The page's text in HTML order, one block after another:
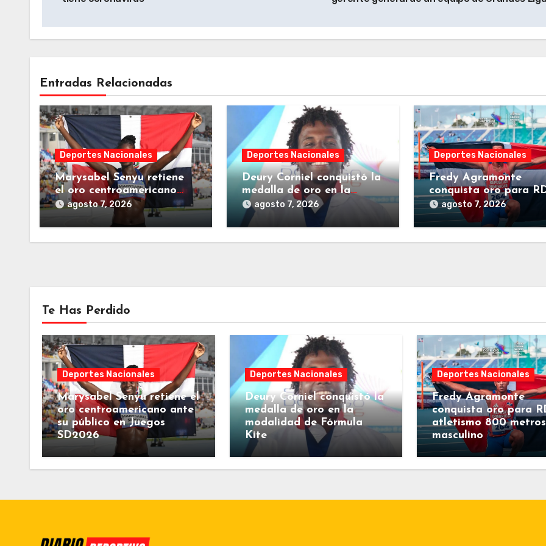
Entradas Relacionadas
Deportes Nacionales
Marysabel Senyu retiene
el oro centroamericano
ante su público en Juegos
agosto 7, 2026
Deportes Nacionales
Deury Corniel conquistó la
medalla de oro en la
modalidad de Fórmula
Kite
agosto 7, 2026
Deportes Nacionales
Fredy Agramonte
conquista oro para
atletismo 800 metros
masculino
agosto 7, 2026
Te Has Perdido
Deportes Nacionales
Marysabel Senyu retiene el
oro centroamericano ante
su público en Juegos
SD2026
Deportes Nacionales
Deury Corniel conquistó la
medalla de oro en la
modalidad de Fórmula
Kite
Deportes Nacionales
Fredy Agramonte
conquista oro para
atletismo 800 metros
masculino